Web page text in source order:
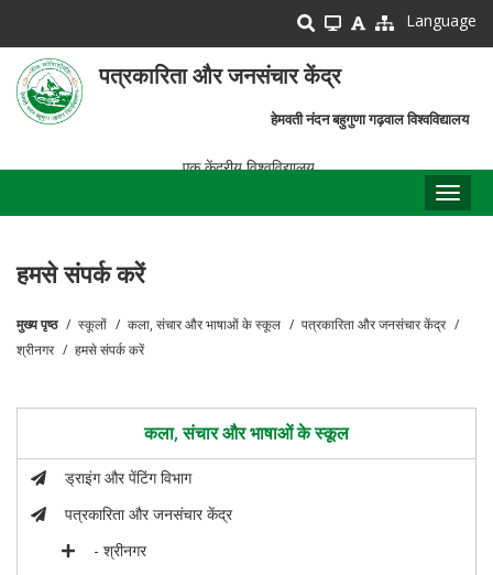
main
content
Language
पत्रकारिता और जनसंचार केंद्र
हेमवती नंदन बहुगुणा गढ़वाल विश्वविद्यालय
एक केंद्रीय विश्वविद्यालय
हमसे संपर्क करें
पग
मुख्य पृष्ठ स्कूलों कला, संचार और भाषाओं के स्कूल
पत्रकारिता और जनसंचार केंद्र
श्रीनगर
हमसे संपर्क करें
कला, संचार और भाषाओं के स्कूल
ड्राइंग और पेंटिंग विभाग
पत्रकारिता और जनसंचार केंद्र
- श्रीनगर